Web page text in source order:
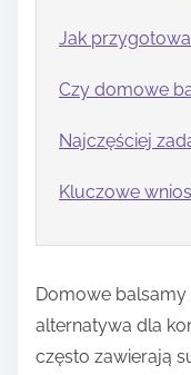
Jak
Czy domowe
Najczęściej
Kluczowe
Domowe balsamy
alternatywa dla
często zawierają